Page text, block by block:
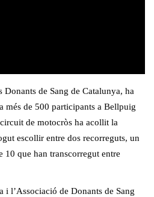
Donants de Sang de Catalunya, ha
més de 500 participants a Bellpuig
de motocròs ha acollit la
escollir entre dos recorreguts, un
10 que han transcorregut entre
i l’Associació de Donants de Sang